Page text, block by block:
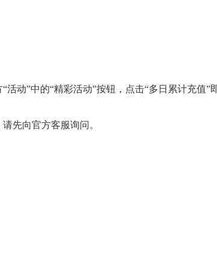
动”中的“精彩活动”按钮，点击“多日累计充值”
先向官方客服询问。